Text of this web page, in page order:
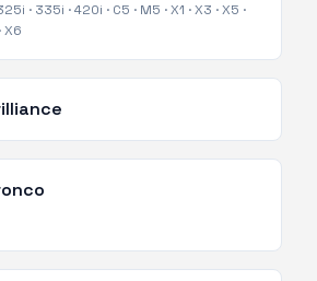
· 335i ·420i · C5 · M5 ·X1 ·X3 ·X5 ·
·X6